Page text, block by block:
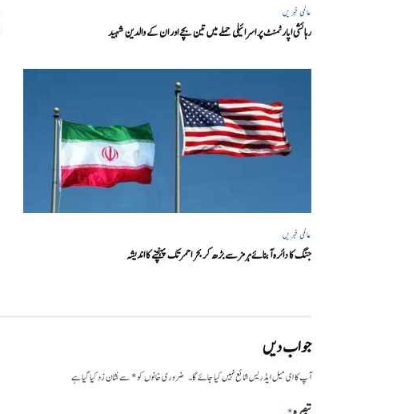
عالمی خبریں
رہائشی اپارٹمنٹ پر اسرائیلی حملے میں تین بچے اور ان کے والدین شہید
عالمی خبریں
جنگ کا دائرہ آبنائے ہرمز سے بڑھ کر بحر احمر تک پہنچنے کا اندیشہ
جواب دیں
آپ کا ای میل ایڈریس شائع نہیں کیا جائے گا۔ ضروری خانوں کو*سے نشان زد کیا گیا ہے